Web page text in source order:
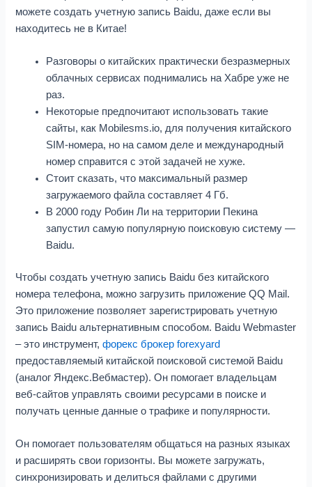
можете создать учетную запись Baidu, даже если вы
находитесь не в Китае!
Разговоры о китайских практически безразмерных
облачных сервисах поднимались на Хабре уже не
раз.
Некоторые предпочитают использовать такие
сайты, как Mobilesms.io, для получения китайского
SIM-номера, но на самом деле и международный
номер справится с этой задачей не хуже.
Стоит сказать, что максимальный размер
загружаемого файла составляет 4 Гб.
В 2000 году Робин Ли на территории Пекина
запустил самую популярную поисковую систему —
Baidu.
Чтобы создать учетную запись Baidu без китайского
номера телефона, можно загрузить приложение QQ Mail.
Это приложение позволяет зарегистрировать учетную
запись Baidu альтернативным способом. Baidu Webmaster
– это инструмент,форекс брокер forexyard
предоставляемый китайской поисковой системой Baidu
(аналог Яндекс.Вебмастер). Он помогает владельцам
веб-сайтов управлять своими ресурсами в поиске и
получать ценные данные о трафике и популярности.
Он помогает пользователям общаться на разных языках
и расширять свои горизонты. Вы можете загружать,
синхронизировать и делиться файлами с другими